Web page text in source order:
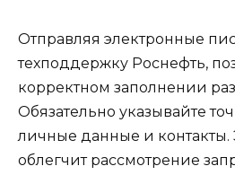
Отправляя электронные
техподдержку Роснефть,
корректном заполнении
Обязательно указывайте
личные данные и контакты.
облегчит рассмотрение